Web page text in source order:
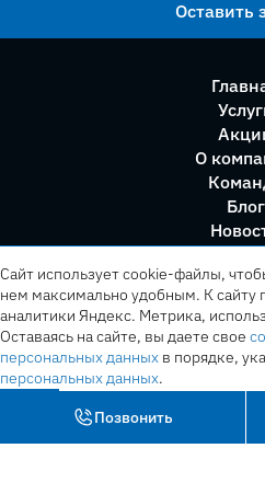
Оставить
О
Блог
Позвонить
Сайт использует cookie-файлы,
нем максимально удобным. К cайту
аналитики Яндекс. Метрика,
Оставаясь на сайте, вы даете свое
персональных данных в порядке,
персональных данных.